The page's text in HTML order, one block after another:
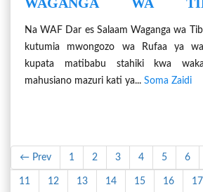
MWONGOZO WA
WAGONJWA
Na WAF Dar es Salaam Waganga wa
kutumia mwongozo wa Rufaa ya
kupata matibabu stahiki kwa
mahusiano mazuri kati ya... Soma Zaidi
← Prev 1 2 3 4 5 6
11 12 13 14 15 16 17